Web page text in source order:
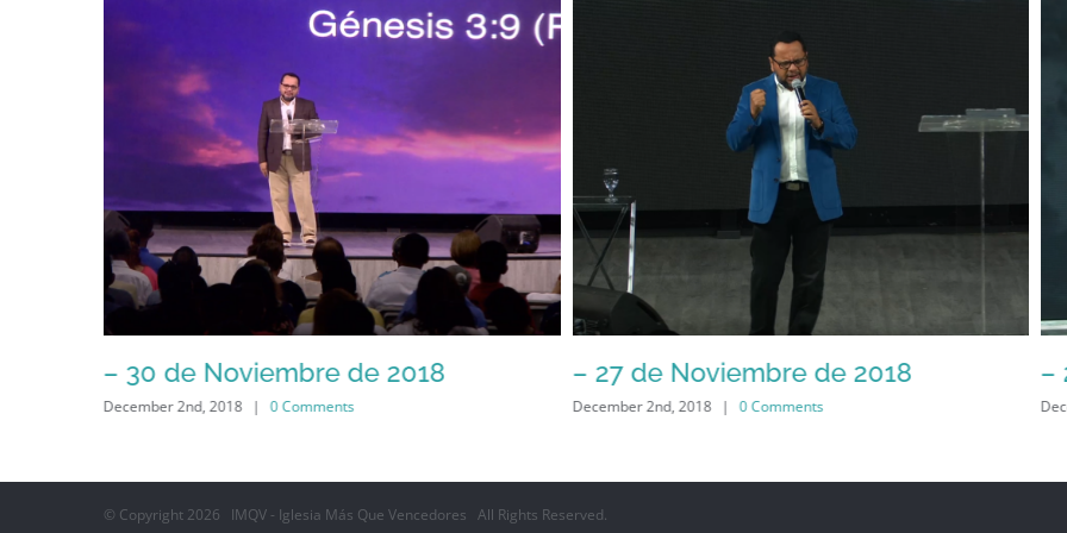
– 27 de Noviembre de 2018
December 2nd, 2018 | 0 Comments
– 25 de Noviembre de 2018
December 2nd, 2018 | 0 Comments
© Copyright 2026 IMQV - Iglesia Más Que Vencedores All Rights Reserved.